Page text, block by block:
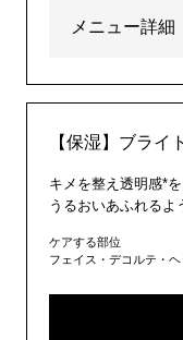
メニュー詳細
【保湿】ブライ
キメを整え透明感*を
うるおいあふれるよ
ケアする部位
フェイス・デコルテ・